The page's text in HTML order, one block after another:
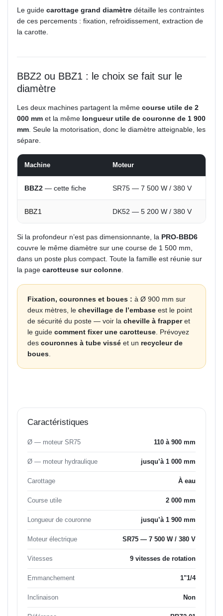
Le guide carottage grand diamètre détaille les contraintes
de ces percements : fixation, refroidissement, extraction de
la carotte.
BBZ2 ou BBZ1 : le choix se fait sur le
diamètre
Les deux machines partagent la même course utile de 2
000 mm et la même longueur utile de couronne de 1 900
mm . Seule la motorisation, donc le diamètre atteignable, les
sépare.
Machine Moteur
BBZ2 — cette fiche SR75 — 7 500 W / 380 V
BBZ1 DK52 — 5 200 W / 380 V
Si la profondeur n’est pas dimensionnante, la PRO-BBD6
couvre le même diamètre sur une course de 1 500 mm,
dans un poste plus compact. Toute la famille est réunie sur
la page carotteuse sur colonne
Fixation, couronnes et boues : à Ø 900 mm sur
deux mètres, le chevillage de l’embase est le point
de sécurité du poste — voir la cheville à frapperet
le guide comment fixer une carotteuse . Prévoyez
des couronnes à tube vissé et un recycleur de
boues
Caractéristiques
Ø — moteur SR75 110 à 900 mm
Ø — moteur hydraulique jusqu’à 1 000 mm
Carottage À eau
Course utile 2 000 mm
Longueur de couronne jusqu’à 1 900 mm
Moteur électrique SR75 — 7 500 W / 380 V
Vitesses 9 vitesses de rotation
Emmanchement 1"1/4
Inclinaison Non